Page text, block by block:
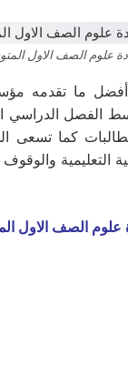
علوم الصف الاول
ما تقدمه
الفصل الدراسي
كما تسعى
التعليمية
علوم الصف الاول